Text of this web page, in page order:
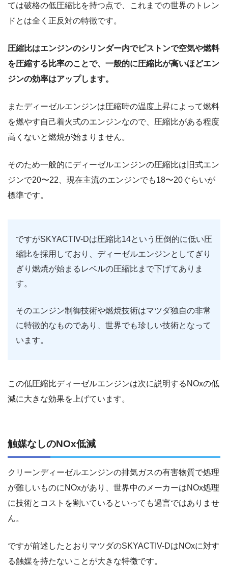
ては破格の低圧縮比を持つ点で、これまでの世界のトレン
ドとは全く正反対の特徴です。
圧縮比はエンジンのシリンダー内でピストンで空気や燃料
を圧縮する比率のことで、一般的に圧縮比が高いほどエン
ジンの効率はアップします。
またディーゼルエンジンは圧縮時の温度上昇によって燃料
を燃やす自己着火式のエンジンなので、圧縮比がある程度
高くないと燃焼が始まりません。
そのため一般的にディーゼルエンジンの圧縮比は旧式エン
ジンで20〜22、現在主流のエンジンでも18〜20ぐらいが
標準です。
ですがSKYACTIV-Dは圧縮比14という圧倒的に低い圧
縮比を採用しており、ディーゼルエンジンとしてぎり
ぎり燃焼が始まるレベルの圧縮比まで下げてありま
す。
そのエンジン制御技術や燃焼技術はマツダ独自の非常
に特徴的なものであり、世界でも珍しい技術となって
います。
この低圧縮比ディーゼルエンジンは次に説明するNOxの低
減に大きな効果を上げています。
触媒なしのNOx低減
クリーンディーゼルエンジンの排気ガスの有害物質で処理
が難しいものにNOxがあり、世界中のメーカーはNOx処理
に技術とコストを割いているといっても過言ではありませ
ん。
ですが前述したとおりマツダのSKYACTIV-DはNOxに対す
る触媒を持たないことが大きな特徴です。